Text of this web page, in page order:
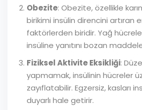
Obezite: Obezite, özellikle
birikimi insülin direncini artıran
faktörlerden biridir. Yağ
insüline yanıtını bozan
Fiziksel Aktivite Eksikliği:
yapmamak, insülinin hücreler
zayıflatabilir. Egzersiz, kasları
duyarlı hale getirir.